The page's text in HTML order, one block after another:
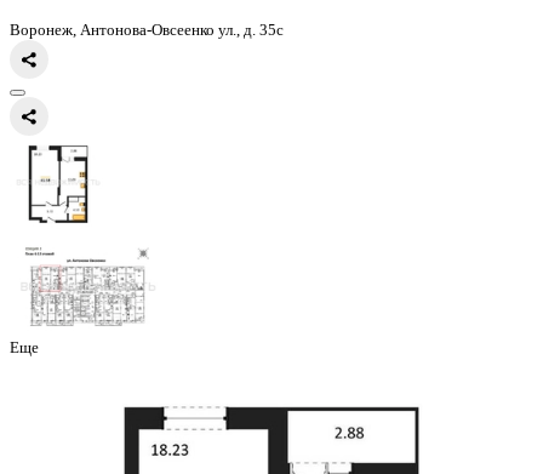
Главная КаталогВсе ЖК ЖД Навигатор
1-комнатная квартира, 41.58
11/27 этаж
Воронеж, Антонова-Овсеенко ул., д. 35с